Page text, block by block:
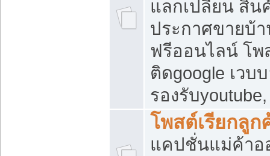
แลกเปลี่ยน สิน
ประกาศขายบ้
ฟรีออนไลน์ โพ
ติดgoogle เวบ
รองรับ
โพสต์เรียกลูก
แคปชั่นแม่ค้าอ